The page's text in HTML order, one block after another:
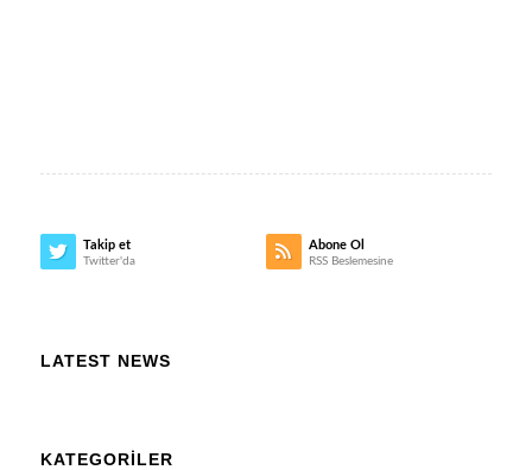
Takip et
Twitter'da
Abone Ol
RSS Beslemesine
LATEST NEWS
KATEGORILER